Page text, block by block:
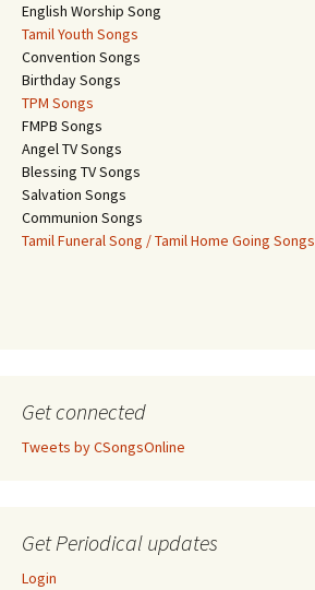
English Worship Song
Tamil Youth Songs
Convention Songs
Birthday Songs
TPM Songs
FMPB Songs
Angel TV Songs
Blessing TV Songs
Salvation Songs
Communion Songs
Tamil Funeral Song / Tamil Home Going Songs
Get connected
Tweets by CSongsOnline
Get Periodical updates
Login